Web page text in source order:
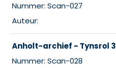
Nummer: Scan-027
Auteur:
Anholt-archief - Tynsrol 3
Nummer: Scan-028